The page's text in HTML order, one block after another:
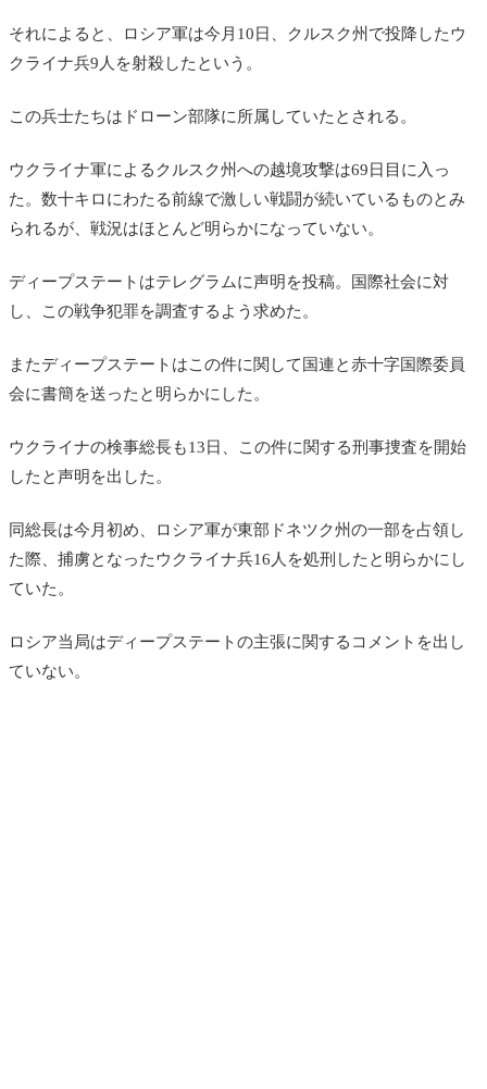
それによると、ロシア軍は今月10日、クルスク州で投降したウ
クライナ兵9人を射殺したという。
この兵士たちはドローン部隊に所属していたとされる。
ウクライナ軍によるクルスク州への越境攻撃は69日目に入っ
た。数十キロにわたる前線で激しい戦闘が続いているものとみ
られるが、戦況はほとんど明らかになっていない。
ディープステートはテレグラムに声明を投稿。国際社会に対
し、この戦争犯罪を調査するよう求めた。
またディープステートはこの件に関して国連と赤十字国際委員
会に書簡を送ったと明らかにした。
ウクライナの検事総長も13日、この件に関する刑事捜査を開始
したと声明を出した。
同総長は今月初め、ロシア軍が東部ドネツク州の一部を占領し
た際、捕虜となったウクライナ兵16人を処刑したと明らかにし
ていた。
ロシア当局はディープステートの主張に関するコメントを出し
ていない。